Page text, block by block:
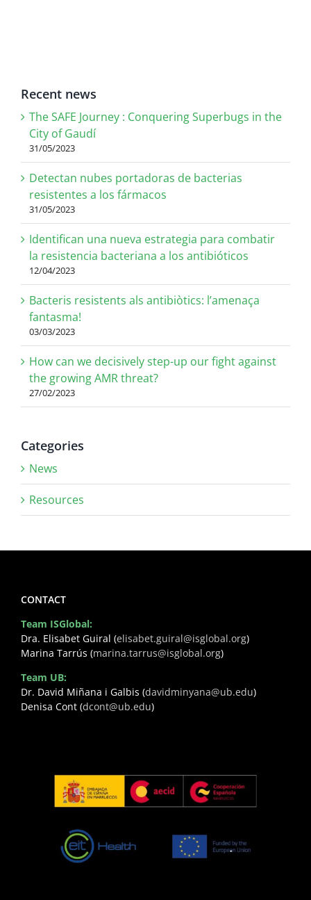
Recent news
The SAFE Journey : Conquering Superbugs in the
City of Gaudí
31/05/2023
Detectan nubes portadoras de bacterias
resistentes a los fármacos
31/05/2023
Identifican una nueva estrategia para combatir
la resistencia bacteriana a los antibióticos
12/04/2023
Bacteris resistents als antibiòtics: l’amenaça
fantasma!
03/03/2023
How can we decisively step-up our fight against
the growing AMR threat?
27/02/2023
Categories
News
Resources
CONTACT
Team ISGlobal:
Dra. Elisabet Guiral (elisabet.guiral@isglobal.org)
Marina Tarrús (marina.tarrus@isglobal.org)
Team UB:
Dr. David Miñana i Galbis (davidminyana@ub.edu)
Denisa Cont (dcont@ub.edu)